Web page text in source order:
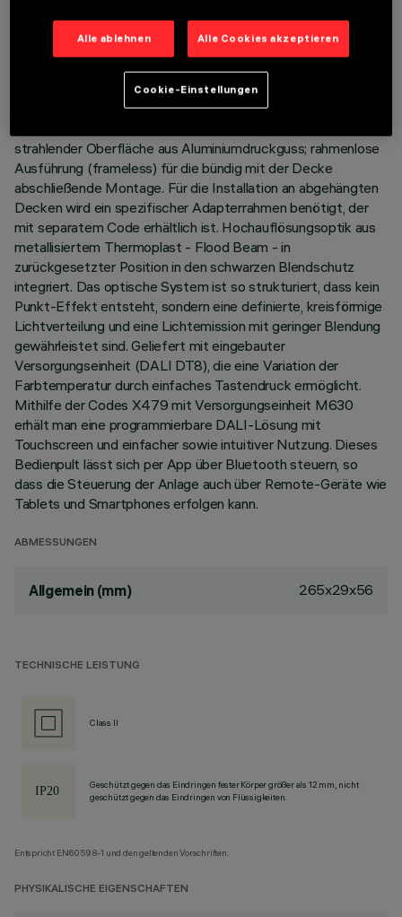
6500K-Lichtausstrahlung mit hoher Farbwiedergabe. Jede
Optikeinheit enthält ein Warm- und ein Cool-LED-Element,
die nach und nach in den einen 72°-Winkel gedreht werden,
um einen 360°-Winkel für 10 LEDs abzudecken und ein
perfekt ausgewogenes Bodenlicht auch mit Leuchten
strahlender Oberfläche aus Aluminiumdruckguss; rahmenlose
Ausführung (frameless) für die bündig mit der Decke
abschließende Montage. Für die Installation an abgehängten
Decken wird ein spezifischer Adapterrahmen benötigt, der
mit separatem Code erhältlich ist. Hochauflösungsoptik aus
metallisiertem Thermoplast - Flood Beam - in
zurückgesetzter Position in den schwarzen Blendschutz
integriert. Das optische System ist so strukturiert, dass kein
Punkt-Effekt entsteht, sondern eine definierte, kreisförmige
Lichtverteilung und eine Lichtemission mit geringer Blendung
gewährleistet sind. Geliefert mit eingebauter
Versorgungseinheit (DALI DT8), die eine Variation der
Farbtemperatur durch einfaches Tastendruck ermöglicht.
Mithilfe der Codes X479 mit Versorgungseinheit M630
erhält man eine programmierbare DALI-Lösung mit
Touchscreen und einfacher sowie intuitiver Nutzung. Dieses
Bedienpult lässt sich per App über Bluetooth steuern, so
dass die Steuerung der Anlage auch über Remote-Geräte wie
Tablets und Smartphones erfolgen kann.
ABMESSUNGEN
Allgemein (mm) 265x29x56
TECHNISCHE LEISTUNG
Class II
Geschützt gegen das Eindringen fester Körper größer als 12 mm, nicht
geschützt gegen das Eindringen von Flüssigkeiten.
Entspricht EN60598-1 und den geltenden Vorschriften.
PHYSIKALISCHE EIGENSCHAFTEN
Alle ablehnen Alle Cookies akzeptieren
Cookie-Einstellungen